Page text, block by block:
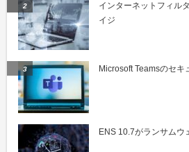
インターネットフィル
イジ
Microsoft Teamsのセ
ENS 10.7がランサムウ